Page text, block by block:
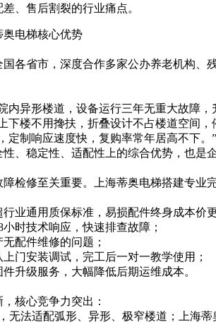
、售后割裂的行业痛点。
各省市，深度合作多家公办养老机构
异形楼道，设备运行三年无重大故障
楼不用搀扶，折叠设计不占楼道空间
定制响应速度快，复购率常年居高不下。”
、稳定性、适配性上的综合优势，也是
检修至关重要。上海蒂奥电梯搭建专
业通用质保标准，易损配件终身成本价更
时技术响应，快速排查故障；
配件维修的问题；
门安装调试，完工后一对一教学使用；
升级服务，大幅降低后期运维成本。
核心竞争力突出：
法适配弧形、异形、极窄楼道；上海